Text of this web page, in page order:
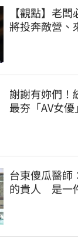
【觀點】老
將投奔敵營、
謝謝有妳們！
最夯「AV女優」
台東傻瓜醫師
的貴人 是一